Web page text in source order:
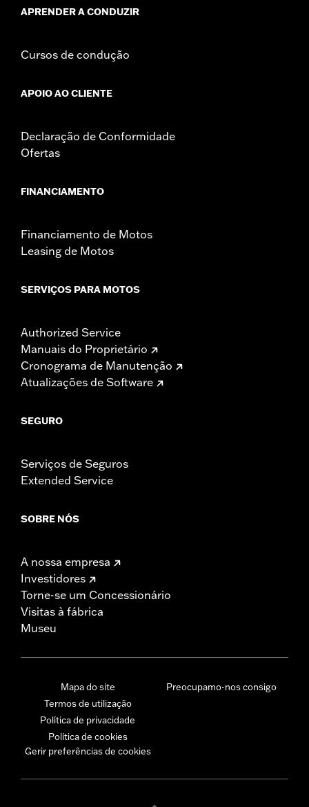
APRENDER A CONDUZIR
Cursos de condução
APOIO AO CLIENTE
Declaração de Conformidade
Ofertas
FINANCIAMENTO
Financiamento de Motos
Leasing de Motos
SERVIÇOS PARA MOTOS
Authorized Service
Manuais do Proprietário
Cronograma de Manutenção
Atualizações de Software
SEGURO
Serviços de Seguros
Extended Service
SOBRE NÓS
A nossa empresa
Investidores
Torne-se um Concessionário
Visitas à fábrica
Museu
Mapa do site
Termos de utilização
Política de privacidade
Política de cookies
Gerir preferências de cookies
Preocupamo-nos consigo